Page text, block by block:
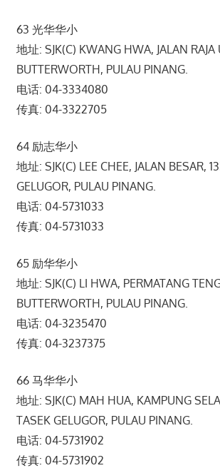
63 光华华小
地址: SJK(C) KWANG HWA, JALAN
BUTTERWORTH, PULAU PINANG.
电话: 04-3334080
传真: 04-3322705
64 励志华小
地址: SJK(C) LEE CHEE, JALAN BESAR,
GELUGOR, PULAU PINANG.
电话: 04-5731033
传真: 04-5731033
65 励华华小
地址: SJK(C) LI HWA, PERMATANG
BUTTERWORTH, PULAU PINANG.
电话: 04-3235470
传真: 04-3237375
66 马华华小
地址: SJK(C) MAH HUA, KAMPUNG
TASEK GELUGOR, PULAU PINANG.
电话: 04-5731902
传真: 04-5731902